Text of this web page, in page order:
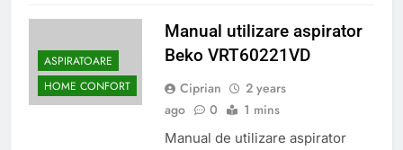
ASPIRATOARE
HOME CONFORT
Manual utilizare aspirator
Beko VRT60221VD
Ciprian
2 years
ago
0 1 mins
Manual de utilizare aspirator